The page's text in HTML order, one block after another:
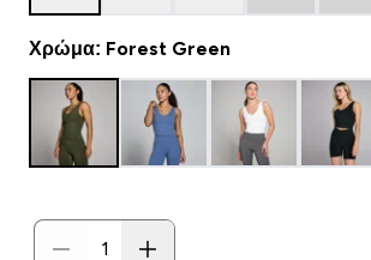
Χρώμα: Forest Green